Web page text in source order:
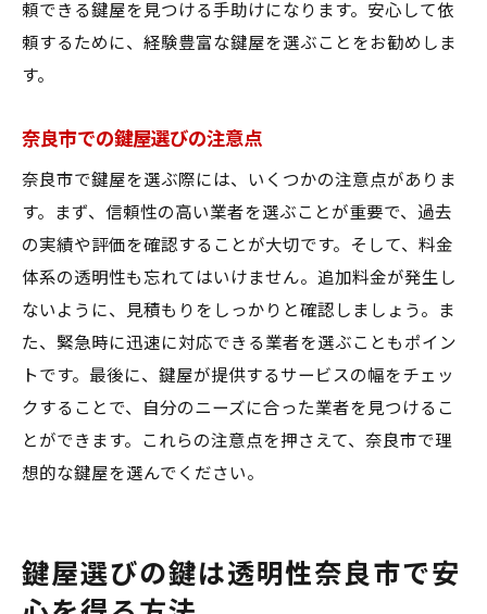
頼できる鍵屋を見つける手助けになります。安心して依
頼するために、経験豊富な鍵屋を選ぶことをお勧めしま
す。
奈良市での鍵屋選びの注意点
奈良市で鍵屋を選ぶ際には、いくつかの注意点がありま
す。まず、信頼性の高い業者を選ぶことが重要で、過去
の実績や評価を確認することが大切です。そして、料金
体系の透明性も忘れてはいけません。追加料金が発生し
ないように、見積もりをしっかりと確認しましょう。ま
た、緊急時に迅速に対応できる業者を選ぶこともポイン
トです。最後に、鍵屋が提供するサービスの幅をチェッ
クすることで、自分のニーズに合った業者を見つけるこ
とができます。これらの注意点を押さえて、奈良市で理
想的な鍵屋を選んでください。
鍵屋選びの鍵は透明性奈良市で安